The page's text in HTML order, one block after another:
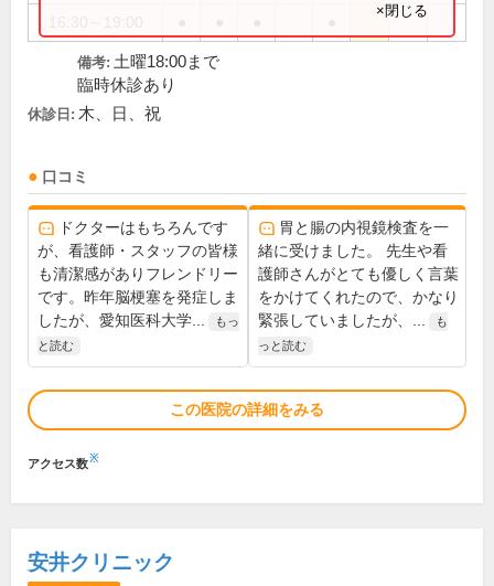
×閉じる
備考: 土曜18:00まで
臨時休診あり
休診日: 木、日、祝
口コミ
ドクターはもちろんです
が、看護師・スタッフの皆様
も清潔感がありフレンドリー
です。昨年脳梗塞を発症しま
したが、愛知医科大学...
もっ
と読む
胃と腸の内視鏡検査を一
緒に受けました。 先生や看
護師さんがとても優しく言葉
をかけてくれたので、かなり
緊張していましたが、...
も
っと読む
この医院の詳細をみる
アクセス数※
安井クリニック